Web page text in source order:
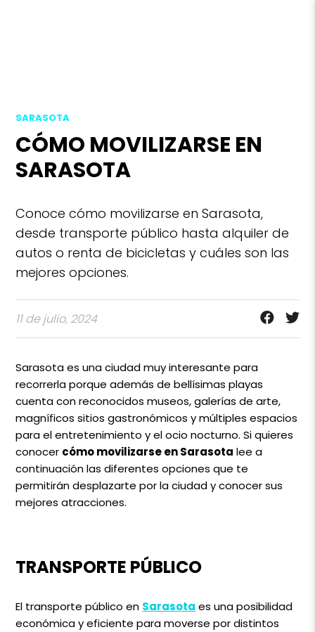
SARASOTA
CÓMO MOVILIZARSE EN
SARASOTA
Conoce cómo movilizarse en Sarasota,
desde transporte público hasta alquiler de
autos o renta de bicicletas y cuáles son las
mejores opciones.
11 de julio, 2024
Sarasota es una ciudad muy interesante para
recorrerla porque además de bellísimas playas
cuenta con reconocidos museos, galerías de arte,
magníficos sitios gastronómicos y múltiples espacios
para el entretenimiento y el ocio nocturno. Si quieres
conocer cómo movilizarse en Sarasota lee a
continuación las diferentes opciones que te
permitirán desplazarte por la ciudad y conocer sus
mejores atracciones.
TRANSPORTE PÚBLICO
El transporte público en Sarasota es una posibilidad
económica y eficiente para moverse por distintos